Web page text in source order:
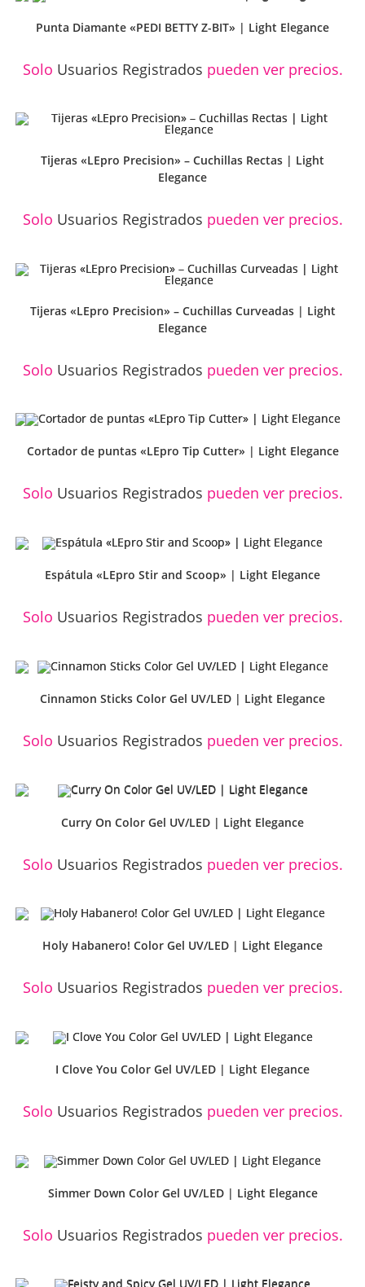
Punta Diamante «PEDI BETTY Z-BIT» | Light Elegance
Solo Usuarios Registrados pueden ver precios.
Tijeras «LEpro Precision» – Cuchillas Rectas | Light
Elegance
Solo Usuarios Registrados pueden ver precios.
Tijeras «LEpro Precision» – Cuchillas Curveadas | Light
Elegance
Solo Usuarios Registrados pueden ver precios.
Cortador de puntas «LEpro Tip Cutter» | Light Elegance
Solo Usuarios Registrados pueden ver precios.
Espátula «LEpro Stir and Scoop» | Light Elegance
Solo Usuarios Registrados pueden ver precios.
Cinnamon Sticks Color Gel UV/LED | Light Elegance
Solo Usuarios Registrados pueden ver precios.
Curry On Color Gel UV/LED | Light Elegance
Solo Usuarios Registrados pueden ver precios.
Holy Habanero! Color Gel UV/LED | Light Elegance
Solo Usuarios Registrados pueden ver precios.
I Clove You Color Gel UV/LED | Light Elegance
Solo Usuarios Registrados pueden ver precios.
Simmer Down Color Gel UV/LED | Light Elegance
Solo Usuarios Registrados pueden ver precios.